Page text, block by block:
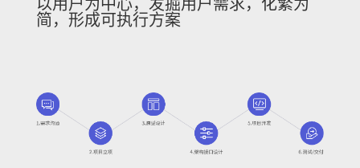
以用户为中心，发掘用户需求，化繁为
简，形成可执行方案